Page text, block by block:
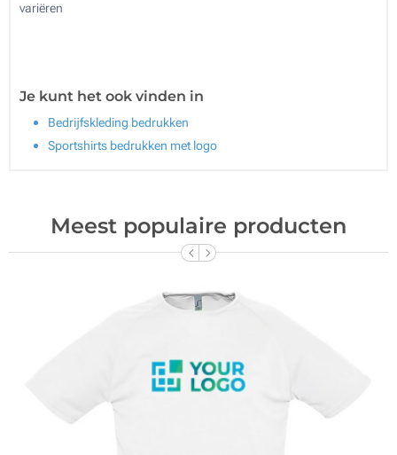
variëren
Je kunt het ook vinden in
Bedrijfskleding bedrukken
Sportshirts bedrukken met logo
Meest populaire producten